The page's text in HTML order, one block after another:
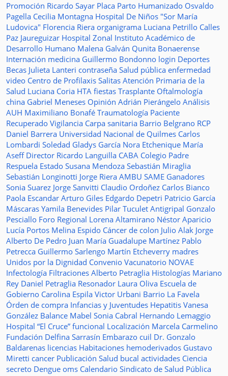
Promoción Ricardo Sayar Placa Parto Humanizado Osvaldo
Pagella Cecilia Montagna Hospital De Niños "Sor María
Ludovica" Florencia Riera organigrama Luciana Petrillo Calles
Paz Jaureguizar Hospital Zonal Instituto Académico de
Desarrollo Humano Malena Galván Qunita Bonaerense
Internación medicina Guillermo Bondonno login Deportes
Becas Julieta Lanteri contraseña Salud pública enfermedad
video Centro de Profilaxis Salitas Atención Primaria de la
Salud Luciana Coria HTA fiestas Trasplante Oftalmología
china Gabriel Meneses Opinión Adrián Pierángelo Análisis
AUH Maximiliano Bonafé Traumatología Paciente
Recuperado Vigilancia Carpa sanitaria Barrio Belgrano RCP
Daniel Barrera Universidad Nacional de Quilmes Carlos
Lombardi Soledad Gladys García Nora Etchenique María
Aseff Director Ricardo Languilla CABA Colegio Padre
Respuela Estado Susana Mendoza Sebastián Miraglia
Sebastián Longinotti Jorge Riera AMBU SAME Ganadores
Sonia Suarez Jorge Sanvitti Claudio Ordoñez Carlos Bianco
Paola Escandar Arturo Giles Edgardo Depetri Patricio García
Máscaras Yamila Benevides Pilar Tuculet Antigripal Gonzalo
Pesciallo Foro Regional Lorena Altamirano Néstor Aparicio
Lucía Portos Melina Espido Cáncer de colon Julio Alak Jorge
Alberto De Pedro Juan María Guadalupe Martínez Pablo
Petrecca Guillermo Sarlengo Martín Etcheverry madres
Unidos por la Dignidad Convenio Vacunatorio NOVAE
Infectología Filtraciones Alberto Petraglia Histologías Mariano
Rey Daniel Petraglia Resonador Laura Oliva Escuela de
Gobierno Carolina Espila Victor Urbani Barrio La Favela
Órden de compra Infancias y Juventudes Hepatitis Vanesa
González Balance Mabel Sonia Cabral Hernando Lemaggio
Hospital “El Cruce” funcional Localización Marcela Carmelino
Fundación Delfina Sarrasín Embarazo cuil Dr. Gonzalo
Baldarenas licencias Habitaciones hemoderivados Gustavo
Miretti cancer Publicación Salud bucal actividades Ciencia
secreto Dengue oms Calendario Sindicato de Salud Pública